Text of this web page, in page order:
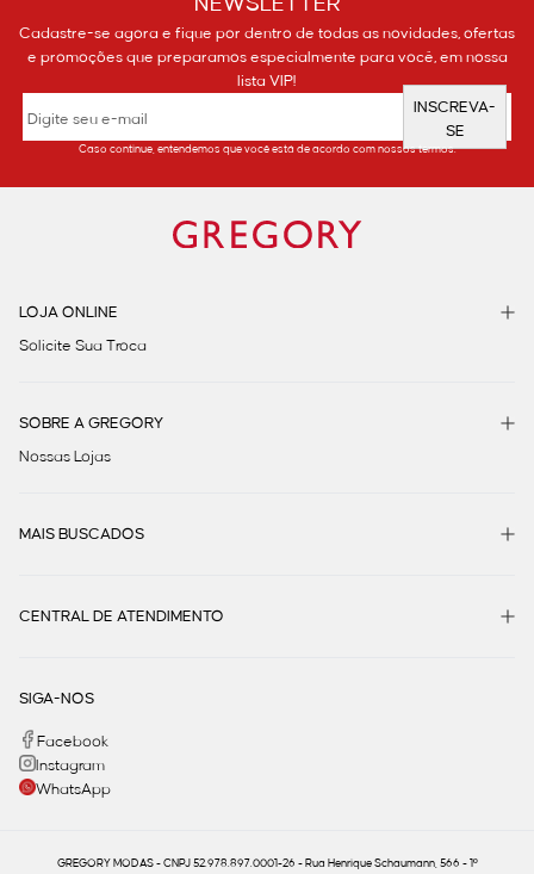
NEWSLETTER
Cadastre-se agora e fique por dentro de todas as novidades, ofertas
e promoções que preparamos especialmente para você, em nossa
lista VIP!
INSCREVA-
SE
Caso continue, entendemos que você está de acordo com nossos termos.
LOJA ONLINE
Solicite Sua Troca
SOBRE A GREGORY
Nossas Lojas
MAIS BUSCADOS
CENTRAL DE ATENDIMENTO
SIGA-NOS
Facebook
Instagram
WhatsApp
GREGORY MODAS - CNPJ 52.978.897.0001-26 - Rua Henrique Schaumann, 566 - 1º